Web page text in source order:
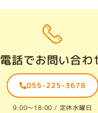
電話でお問い合わ
055-225-3678
9:00〜18:00 / 定休水曜日